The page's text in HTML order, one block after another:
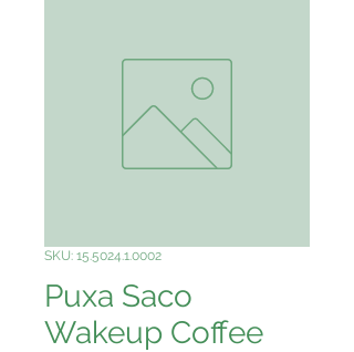
SKU: 15.5024.1.0002
Puxa Saco
Wakeup Coffee